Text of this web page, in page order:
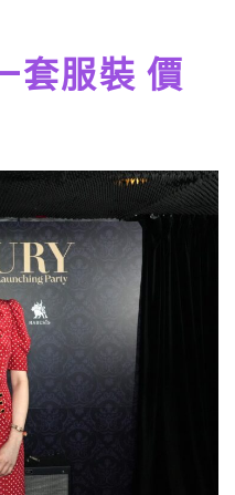
套服裝 價